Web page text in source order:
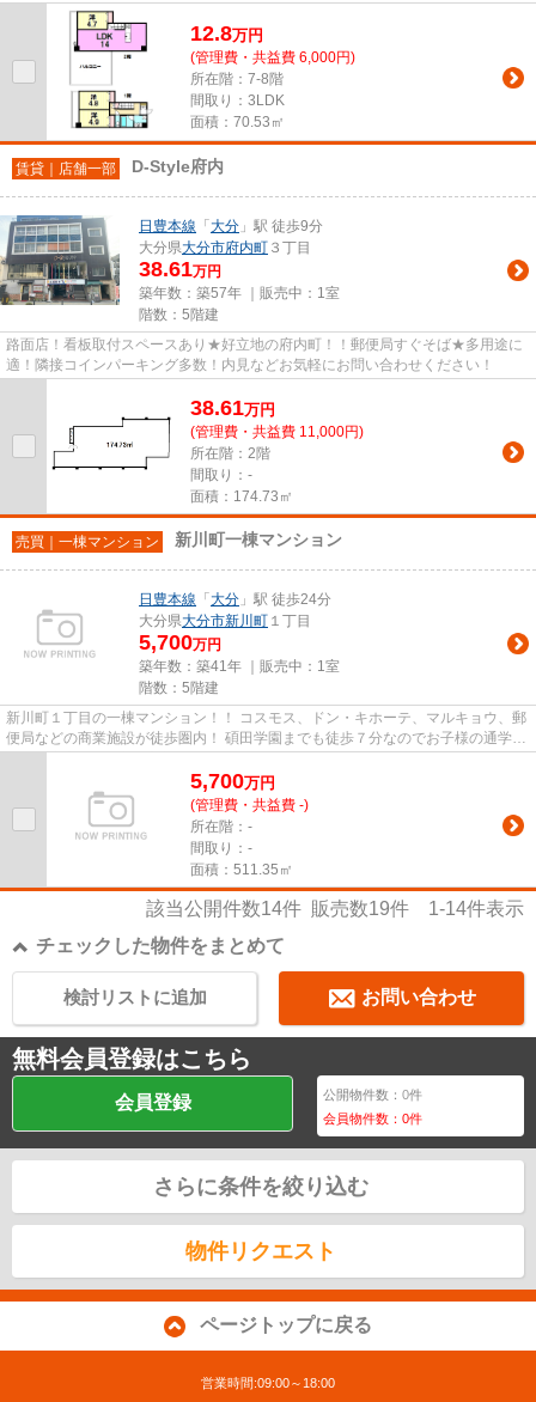
ら、交通面で不自由のない暮...
12.8万円
(管理費・共益費 6,000円)
所在階：7-8階
間取り：3LDK
面積：70.53㎡
賃貸｜店舗一部 D-Style府内
日豊本線 「 大分 」駅 徒歩9分
大分県大分市府内町 ３丁目
38.61万円
築年数：築57年 ｜販売中： 1室
階数：5階建
路面店！看板取付スペースあり★好立地の府内町！！郵便局すぐそば★多用途に
適！隣接コインパーキング多数！内見などお気軽にお問い合わせください！
38.61万円
(管理費・共益費 11,000円)
所在階：2階
間取り：-
面積：174.73㎡
売買｜一棟マンション 新川町一棟マンション
日豊本線 「 大分 」駅 徒歩24分
大分県大分市新川町 １丁目
5,700万円
築年数：築41年 ｜販売中： 1室
階数：5階建
新川町１丁目の一棟マンション！！ コスモス、ドン・キホーテ、マルキョウ、郵
便局などの商業施設が徒歩圏内！ 碩田学園までも徒歩７分なのでお子様の通学も
5,700万円
(管理費・共益費 -)
所在階：-
間取り：-
面積：511.35㎡
該当公開件数14件 販売数19件 1-14件表示
チェックした物件をまとめて
お問い合わせ
検討リストに追加
無料会員登録はこちら
会員登録 公開物件数：0件
会員物件数：0件
さらに条件を絞り込む
物件リクエスト
ページトップに戻る
営業時間:09:00～18:00